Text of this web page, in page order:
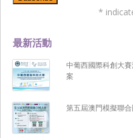
最新活動
中葡西國際科創大
案
第五屆澳門模擬聯
*